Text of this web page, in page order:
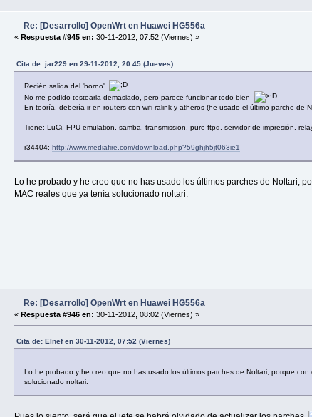
Re: [Desarrollo] OpenWrt en Huawei HG556a
«Respuesta #945 en: 30-11-2012, 07:52 (Viernes) »
Cita de: jar229 en 29-11-2012, 20:45 (Jueves)
Recién salida del 'horno'
No me podido testearla demasiado, pero parece funcionar todo bien
En teoría, debería ir en routers con wifi ralink y atheros (he usado el último parche de
Tiene: LuCi, FPU emulation, samba, transmission, pure-ftpd, servidor de impresión,
r34404:http://www.mediafire.com/download.php?59ghjh5jt063ie1
Lo he probado y he creo que no has usado los últimos parches de Noltari,
MAC reales que ya tenía solucionado noltari.
Re: [Desarrollo] OpenWrt en Huawei HG556a
«Respuesta #946 en: 30-11-2012, 08:02 (Viernes) »
Cita de: Elnef en 30-11-2012, 07:52 (Viernes)
Lo he probado y he creo que no has usado los últimos parches de Noltari, porque
solucionado noltari.